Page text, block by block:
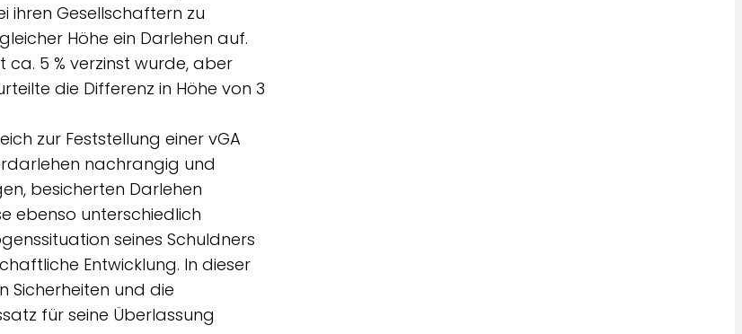
ihren Gesellschaftern zu
Höhe ein Darlehen auf.
ca. 5 % verzinst wurde, aber
die Differenz in Höhe von 3
zur Feststellung einer vGA
nachrangig und
besicherten Darlehen
ebenso unterschiedlich
seines Schuldners
Entwicklung. In dieser
Sicherheiten und die
für seine Überlassung